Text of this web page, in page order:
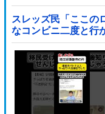
スレッズ民「ここの
なコンビニ二度と行
するも「ヤバイのは
ｗｗｗ他